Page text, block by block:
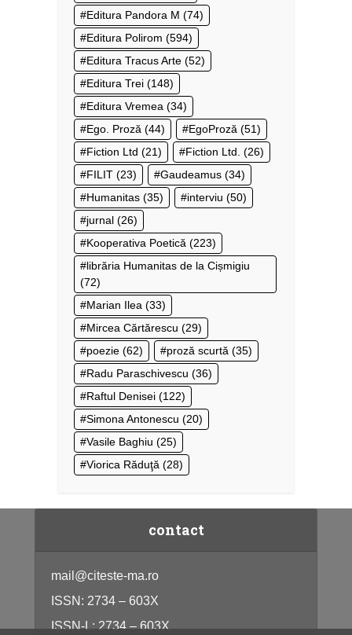
Editura Pandora M (74)
Editura Polirom (594)
Editura Tracus Arte (52)
Editura Trei (148)
Editura Vremea (34)
Ego. Proză (44) EgoProză (51)
Fiction Ltd (21) Fiction Ltd. (26)
FILIT (23) Gaudeamus (34)
Humanitas (35) interviu (50)
jurnal (26)
Kooperativa Poetică (223)
librăria Humanitas de la Cișmigiu
(72)
Marian Ilea (33)
Mircea Cărtărescu (29)
poezie (62) proză scurtă (35)
Radu Paraschivescu (36)
Raftul Denisei (122)
Simona Antonescu (20)
Vasile Baghiu (25)
Viorica Răduţă (28)
contact
mail@citeste-ma.ro
ISSN: 2734 – 603X
ISSN-L: 2734 – 603X